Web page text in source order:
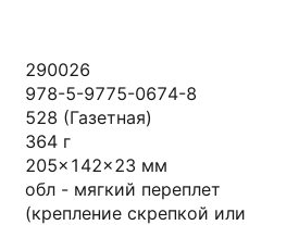
290026
978-5-9775-0674-8
528 (Газетная)
364 г
205x142x23 мм
обл - мягкий переплет
(крепление скрепкой или